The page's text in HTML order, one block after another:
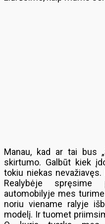
Manau, kad ar tai bus
skirtumo. Galbūt kiek
tokiu niekas
Realybėje spręsime
automobilyje mes
noriu viename ralyje
modelį. Ir tuomet